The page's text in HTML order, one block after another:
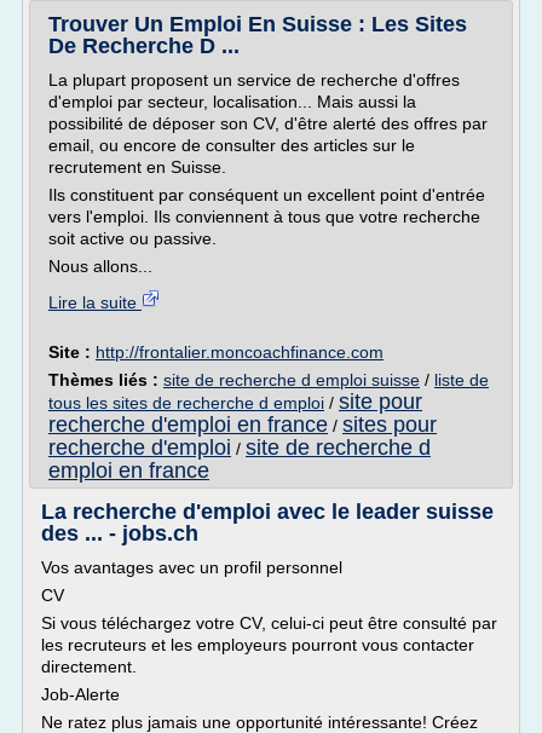
Trouver Un Emploi En Suisse : Les Sites
De Recherche D ...
La plupart proposent un service de recherche d'offres
d'emploi par secteur, localisation... Mais aussi la
possibilité de déposer son CV, d'être alerté des offres par
email, ou encore de consulter des articles sur le
recrutement en Suisse.
Ils constituent par conséquent un excellent point d'entrée
vers l'emploi. Ils conviennent à tous que votre recherche
soit active ou passive.
Nous allons...
Lire la suite
Site : http://frontalier.moncoachfinance.com
Thèmes liés : site de recherche d emploi suisse / liste de
tous les sites de recherche d emploi / site pour
recherche d'emploi en france / sites pour
recherche d'emploi / site de recherche d
emploi en france
La recherche d'emploi avec le leader suisse
des ... - jobs.ch
Vos avantages avec un profil personnel
CV
Si vous téléchargez votre CV, celui-ci peut être consulté par
les recruteurs et les employeurs pourront vous contacter
directement.
Job-Alerte
Ne ratez plus jamais une opportunité intéressante! Créez